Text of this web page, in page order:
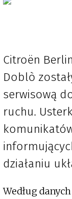
Citroën
Doblò
serwisową
ruchu.
działaniu
Według